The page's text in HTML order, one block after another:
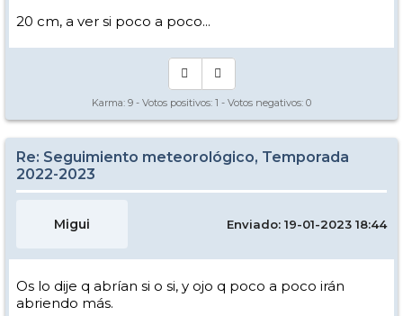
20 cm, a ver si poco a poco...
Karma: 9 - Votos positivos: 1 - Votos negativos: 0
Re: Seguimiento meteorológico, Temporada
2022-2023
Migui Enviado: 19-01-2023 18:44
Os lo dije q abrían si o si, y ojo q poco a poco irán
abriendo más.